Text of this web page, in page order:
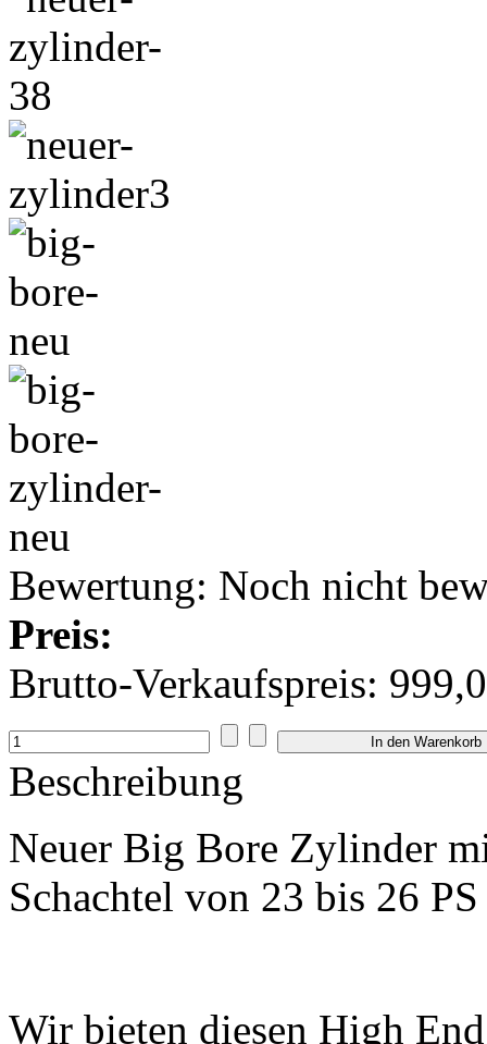
Bewertung: Noch nicht
Preis:
Brutto-Verkaufspreis:
Beschreibung
Neuer Big Bore Zylinder
Schachtel von 23 bis 26
Wir bieten diesen High